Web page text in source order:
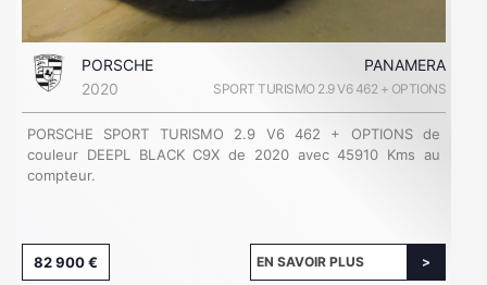
PORSCHE
PANAMERA
2020
SPORT TURISMO 2.9 V6 462 + OPTIONS
PORSCHE SPORT TURISMO 2.9 V6 462 + OPTIONS de
couleur DEEPL BLACK C9X de 2020 avec 45910 Kms au
compteur.
82 900 € EN SAVOIR PLUS